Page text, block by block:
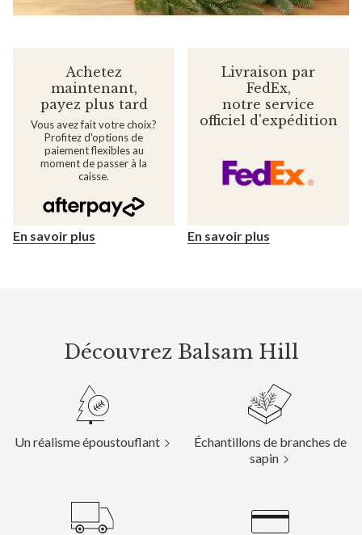
Achetez
maintenant,
payez plus tard
Vous avez fait votre choix?
Profitez d'options de
paiement flexibles au
moment de passer à la
caisse.
En savoir plus
Livraison par
FedEx,
notre service
officiel d'expédition
En savoir plus
Découvrez Balsam Hill
Un réalisme époustouflant
Échantillons de branches de
sapin